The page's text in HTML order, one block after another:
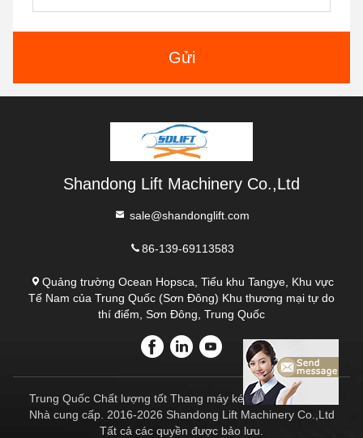
Gửi
Shandong Lift Machinery Co.,Ltd
sale@shandonglift.com
86-139-69113583
Quảng trường Ocean Hopsca, Tiểu khu Tangye, Khu vực
Tế Nam của Trung Quốc (Sơn Đông) Khu thương mại tự do
thí điểm, Sơn Đông, Trung Quốc
Trung Quốc Chất lượng tốt Thang máy kéo thủy lực cố định
Nhà cung cấp. 2016-2026 Shandong Lift Machinery Co.,Ltd
Tất cả các quyền được bảo lưu.